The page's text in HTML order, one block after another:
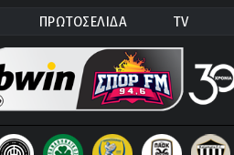
ΠΡΩΤΟΣΕΛΙΔΑ TV